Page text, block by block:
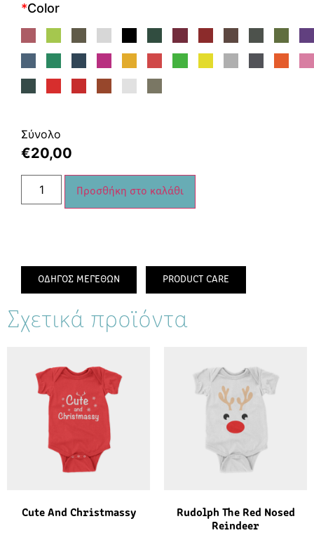
*Color
Σύνολο
€20,00
Προσθήκη στο καλάθι
ΟΔΗΓΟΣ ΜΕΓΕΘΩΝ PRODUCT CARE
Σχετικά προϊόντα
Cute And Christmassy
Rudolph The Red Nosed
Reindeer